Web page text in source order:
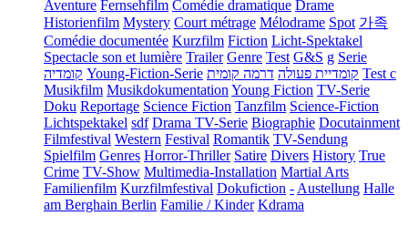
Aventure Fernsehfilm Comédie dramatique Drame
Historienfilm Mystery Court métrage Mélodrame Spot 가족
Comédie documentée Kurzfilm Fiction Licht-Spektakel
Spectacle son et lumière Trailer Genre Test G&S g Serie
קומדיה Young-Fiction-Serie קומדיית פעולה דרמה קומית
Test c
Musikfilm Musikdokumentation Young Fiction TV-Serie
Doku Reportage Science Fiction Tanzfilm Science-Fiction
Lichtspektakel sdf Drama TV-Serie Biographie Docutainment
Filmfestival Western Festival Romantik TV-Sendung
Spielfilm Genres Horror-Thriller Satire Divers History True
Crime TV-Show Multimedia-Installation Martial Arts
Familienfilm Kurzfilmfestival Dokufiction - Austellung Halle
am Berghain Berlin Familie / Kinder Kdrama